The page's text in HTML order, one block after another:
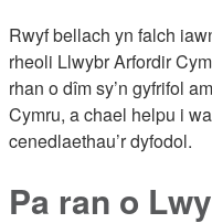
Rwyf bellach yn falch
rheoli Llwybr Arfordir
rhan o dîm sy’n gyfrifol
Cymru, a chael helpu i
cenedlaethau’r dyfodol.
Pa ran o